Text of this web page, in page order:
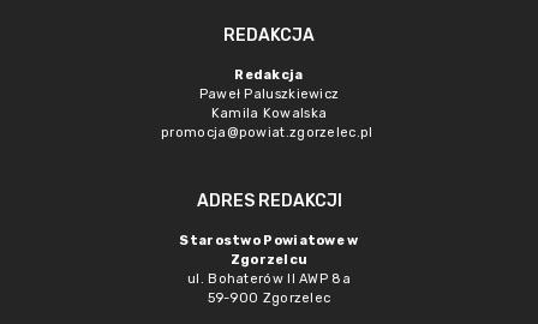
REDAKCJA
Redakcja
Paweł Paluszkiewicz
Kamila Kowalska
promocja@powiat.zgorzelec.pl
ADRES REDAKCJI
Starostwo Powiatowe w
Zgorzelcu
ul. Bohaterów II AWP 8a
59-900 Zgorzelec